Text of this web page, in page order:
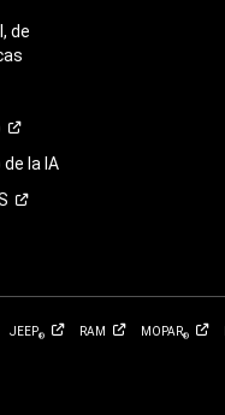
de
la IA
JEEP® RAM MOPAR®